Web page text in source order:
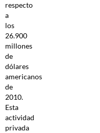
respecto
a
los
26.900
millones
de
dólares
americanos
de
2010.
Esta
actividad
privada